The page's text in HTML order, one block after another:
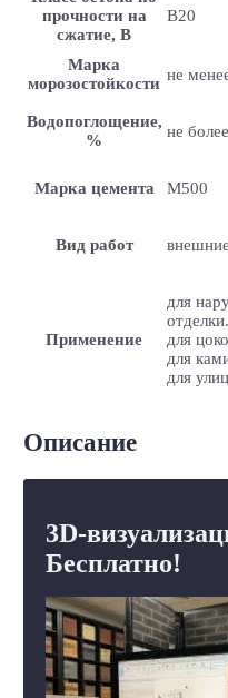
прочности на
сжатие, В
B20
Марка
морозостойкости не
Водопоглощение,
%
не
Марка цемента M500
Вид работ
Применение
для
для
для
для
Описание
3D-
Бесплатно!